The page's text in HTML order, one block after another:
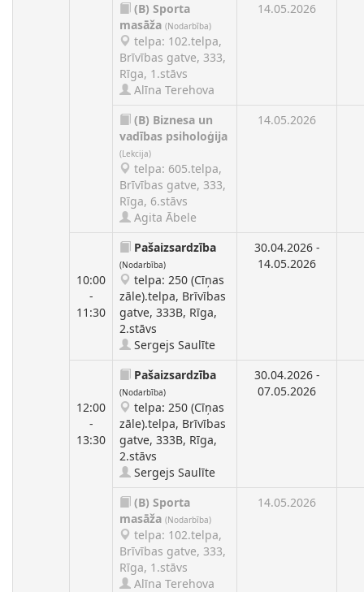
(B) Sporta
masāža (Nodarbība)
telpa: 102.telpa,
Brīvības gatve, 333,
Rīga, 1.stāvs
Alīna Terehova
14.05.2026
(B) Biznesa un
vadības psiholoģija
(Lekcija)
telpa: 605.telpa,
Brīvības gatve, 333,
Rīga, 6.stāvs
Agita Ābele
14.05.2026
10:00
-
11:30
Pašaizsardzība
(Nodarbība)
telpa: 250 (Cīņas
zāle).telpa, Brīvības
gatve, 333B, Rīga,
2.stāvs
Sergejs Saulīte
30.04.2026 -
14.05.2026
12:00
-
13:30
Pašaizsardzība
(Nodarbība)
telpa: 250 (Cīņas
zāle).telpa, Brīvības
gatve, 333B, Rīga,
2.stāvs
Sergejs Saulīte
30.04.2026 -
07.05.2026
(B) Sporta
masāža (Nodarbība)
telpa: 102.telpa,
Brīvības gatve, 333,
Rīga, 1.stāvs
Alīna Terehova
14.05.2026